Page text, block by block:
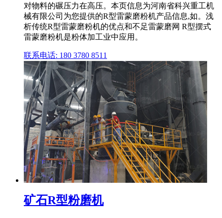
对物料的碾压力在高压。本页信息为河南省科兴重工机
械有限公司为您提供的R型雷蒙磨粉机产品信息,如。浅
析传统R型雷蒙磨粉机的优点和不足雷蒙磨网 R型摆式
雷蒙磨粉机是粉体加工业中应用。
联系电话: 180 3780 8511
矿石R型粉磨机